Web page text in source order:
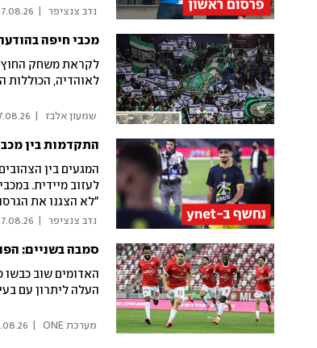
המשותפת ולנשל
נדב צנציפר
מכבי חיפה
לקראת משחק החוץ
לאוהדיה, הכוללות
שמעון אלבז
התקדמות בין
המגעים בין
לעזוב מיידית.
"לא הצגנו את
נדב צנציפר
סמבה בשניים: הפועל ת"א
האדומים שוב
העלה ליתרון עם בעיטה אדירה (5').
מערכת ONE